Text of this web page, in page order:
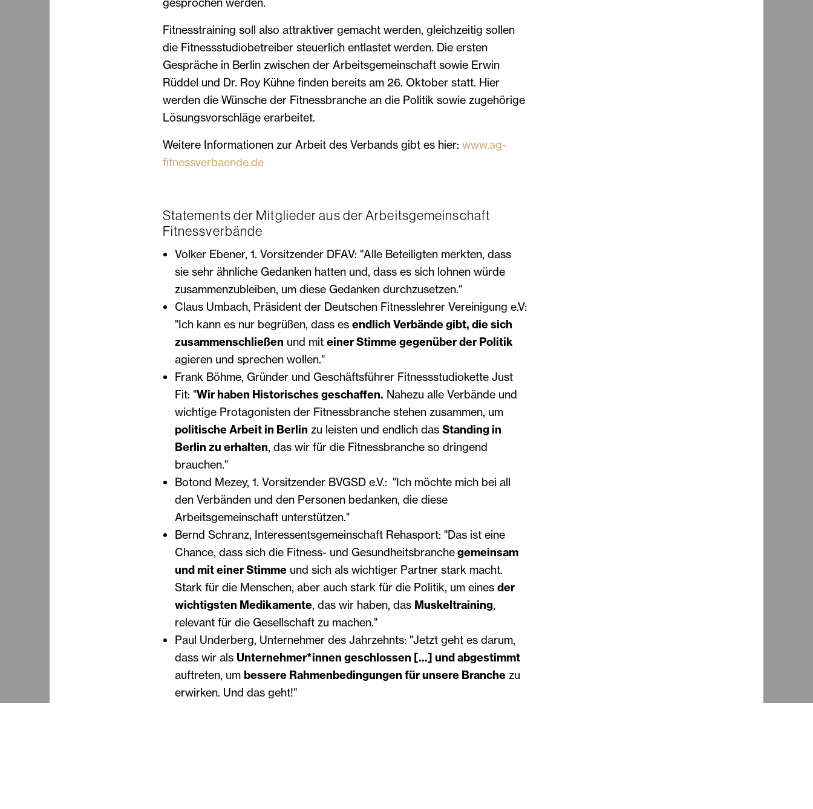
Fitnesstraining soll also attraktiver gemacht werden, gleichzeitig sollen
die Fitnessstudiobetreiber steuerlich entlastet werden. Die ersten
Gespräche in Berlin zwischen der Arbeitsgemeinschaft sowie Erwin
Rüddel und Dr. Roy Kühne finden bereits am 26. Oktober statt. Hier
werden die Wünsche der Fitnessbranche an die Politik sowie zugehörige
Lösungsvorschläge erarbeitet.
Weitere Informationen zur Arbeit des Verbands gibt es hier: www.ag-
fitnessverbaende.de
Statements der Mitglieder aus der Arbeitsgemeinschaft
Fitnessverbände
Volker Ebener, 1. Vorsitzender DFAV: "Alle Beteiligten merkten, dass
sie sehr ähnliche Gedanken hatten und, dass es sich lohnen würde
zusammenzubleiben, um diese Gedanken durchzusetzen."
Claus Umbach, Präsident der Deutschen Fitnesslehrer Vereinigung e.V:
"Ich kann es nur begrüßen, dass es endlich Verbände gibt, die sich
zusammenschließen und mit einer Stimme gegenüber der Politik
agieren und sprechen wollen."
Frank Böhme, Gründer und Geschäftsführer Fitnessstudiokette Just
Fit: "Wir haben Historisches geschaffen. Nahezu alle Verbände und
wichtige Protagonisten der Fitnessbranche stehen zusammen, um
politische Arbeit in Berlin zu leisten und endlich das Standing in
Berlin zu erhalten, das wir für die Fitnessbranche so dringend
brauchen."
Botond Mezey, 1. Vorsitzender BVGSD e.V.: "Ich möchte mich bei all
den Verbänden und den Personen bedanken, die diese
Arbeitsgemeinschaft unterstützen."
Bernd Schranz, Interessentsgemeinschaft Rehasport: "Das ist eine
Chance, dass sich die Fitness- und Gesundheitsbranchegemeinsam
und mit einer Stimmeund sich als wichtiger Partner stark macht.
Stark für die Menschen, aber auch stark für die Politik, um eines der
wichtigsten Medikamente, das wir haben, das Muskeltraining,
relevant für die Gesellschaft zu machen."
Paul Underberg, Unternehmer des Jahrzehnts: "Jetzt geht es darum,
dass wir als Unternehmer*innen geschlossen [...] und abgestimmt
auftreten, um bessere Rahmenbedingungen für unsere Branchezu
erwirken. Und das geht!"